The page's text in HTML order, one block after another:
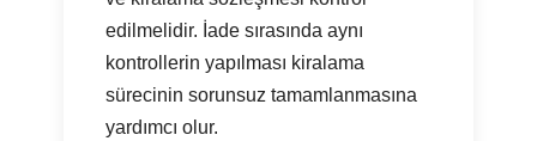
edilmelidir. İade sırasında aynı
kontrollerin yapılması kiralama
sürecinin sorunsuz tamamlanmasına
yardımcı olur.